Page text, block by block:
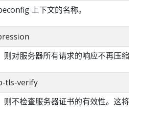
上下文的名称。
对服务器所有请求的响应不再压缩。
tls-verify
不检查服务器证书的有效性。这将使